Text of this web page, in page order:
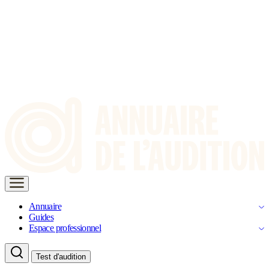
Annuaire
Guides
Espace professionnel
Test d'audition